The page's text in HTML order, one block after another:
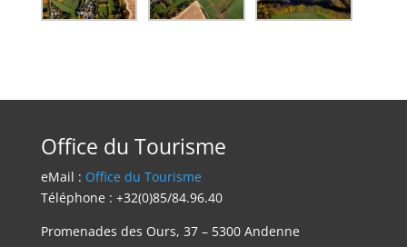
Office du Tourisme
eMail : Office du Tourisme
Téléphone : +32(0)85/84.96.40
Promenades des Ours, 37 – 5300 Andenne